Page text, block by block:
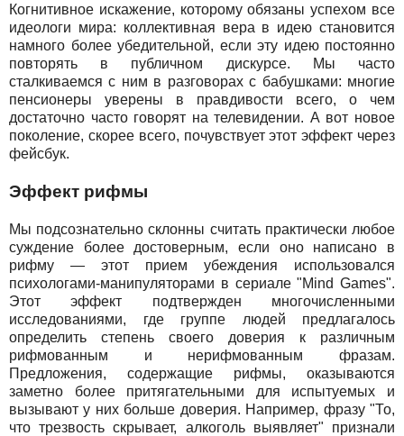
Когнитивное искажение, которому обязаны успехом все
идеологи мира: коллективная вера в идею становится
намного более убедительной, если эту идею постоянно
повторять в публичном дискурсе. Мы часто
сталкиваемся с ним в разговорах с бабушками: многие
пенсионеры уверены в правдивости всего, о чем
достаточно часто говорят на телевидении. А вот новое
поколение, скорее всего, почувствует этот эффект через
фейсбук.
Эффект рифмы
Мы подсознательно склонны считать практически любое
суждение более достоверным, если оно написано в
рифму — этот прием убеждения использовался
психологами-манипуляторами в сериале "Mind Games".
Этот эффект подтвержден многочисленными
исследованиями, где группе людей предлагалось
определить степень своего доверия к различным
рифмованным и нерифмованным фразам.
Предложения, содержащие рифмы, оказываются
заметно более притягательными для испытуемых и
вызывают у них больше доверия. Например, фразу "То,
что трезвость скрывает, алкоголь выявляет" признали